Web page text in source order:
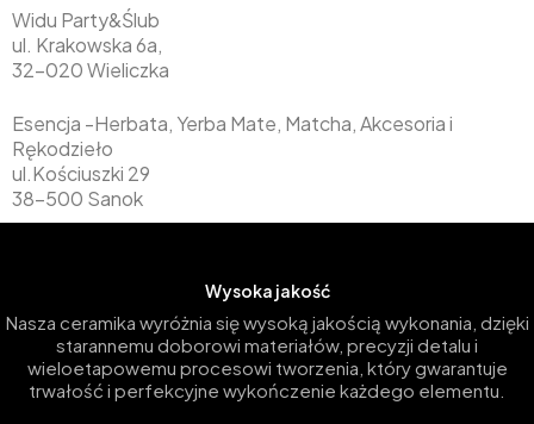
Widu Party&Ślub
ul. Krakowska 6a,
32-020 Wieliczka
Esencja -Herbata, Yerba Mate, Matcha, Akcesoria i
Rękodzieło
ul.Kościuszki 29
38-500 Sanok
Wysoka jakość
Nasza ceramika wyróżnia się wysoką jakością wykonania, dzięki
starannemu doborowi materiałów, precyzji detalu i
wieloetapowemu procesowi tworzenia, który gwarantuje
trwałość i perfekcyjne wykończenie każdego elementu.